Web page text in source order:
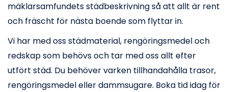
mäklarsamfundets städbeskrivning så att allt är rent
och fräscht för nästa boende som flyttar in.
Vi har med oss städmaterial, rengöringsmedel och
redskap som behövs och tar med oss allt efter
utfört städ. Du behöver varken tillhandahålla trasor,
rengöringsmedel eller dammsugare. Boka tid idag för